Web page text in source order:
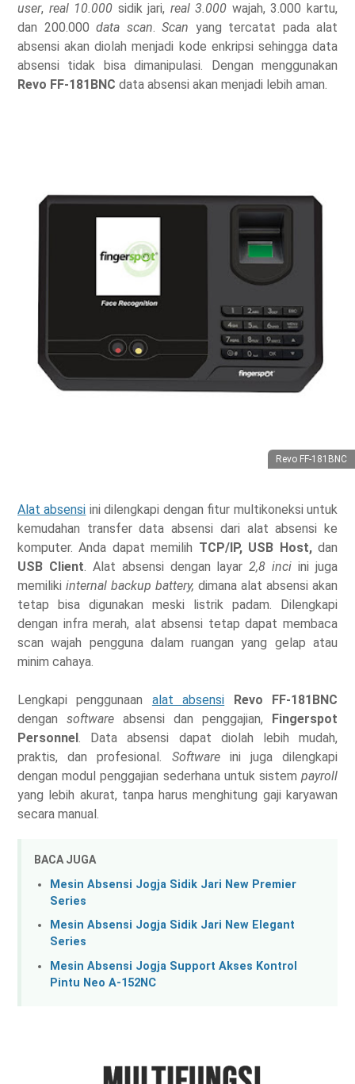
user, real 10.000 sidik jari, real 3.000 wajah, 3.000 kartu,
dan 200.000 data scan. Scan yang tercatat pada alat
absensi akan diolah menjadi kode enkripsi sehingga data
absensi tidak bisa dimanipulasi. Dengan menggunakan
Revo FF-181BNC data absensi akan menjadi lebih aman.
Revo FF-181BNC
Alat absensi ini dilengkapi dengan fitur multikoneksi untuk
kemudahan transfer data absensi dari alat absensi ke
komputer. Anda dapat memilih TCP/IP, USB Host,dan
USB Client. Alat absensi dengan layar2,8 inci ini juga
memiliki internal backup battery, dimana alat absensi akan
tetap bisa digunakan meski listrik padam. Dilengkapi
dengan infra merah, alat absensi tetap dapat membaca
scan wajah pengguna dalam ruangan yang gelap atau
minim cahaya.
Lengkapi penggunaan alat absensi
Revo FF-181BNC
dengan software absensi dan penggajian, Fingerspot
Personnel. Data absensi dapat diolah lebih mudah,
praktis, dan profesional. Software ini juga dilengkapi
dengan modul penggajian sederhana untuk sistem payroll
yang lebih akurat, tanpa harus menghitung gaji karyawan
secara manual.
BACA JUGA
Mesin Absensi Jogja Sidik Jari New Premier
Series
Mesin Absensi Jogja Sidik Jari New Elegant
Series
Mesin Absensi Jogja Support Akses Kontrol
Pintu Neo A-152NC